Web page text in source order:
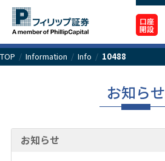
口座
開設
TOP / Information / Info / 10488
お知らせ
お知らせ